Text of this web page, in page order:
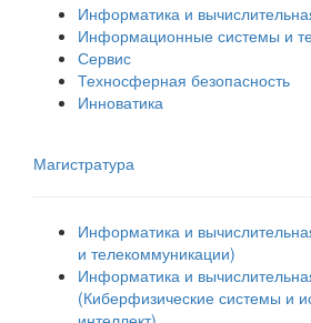
Информатика и
Информационные системы и
Сервис
Техносферная безопасность
Инноватика
Магистратура
Информатика и
и телекоммуникации)
Информатика и
(Киберфизические системы и